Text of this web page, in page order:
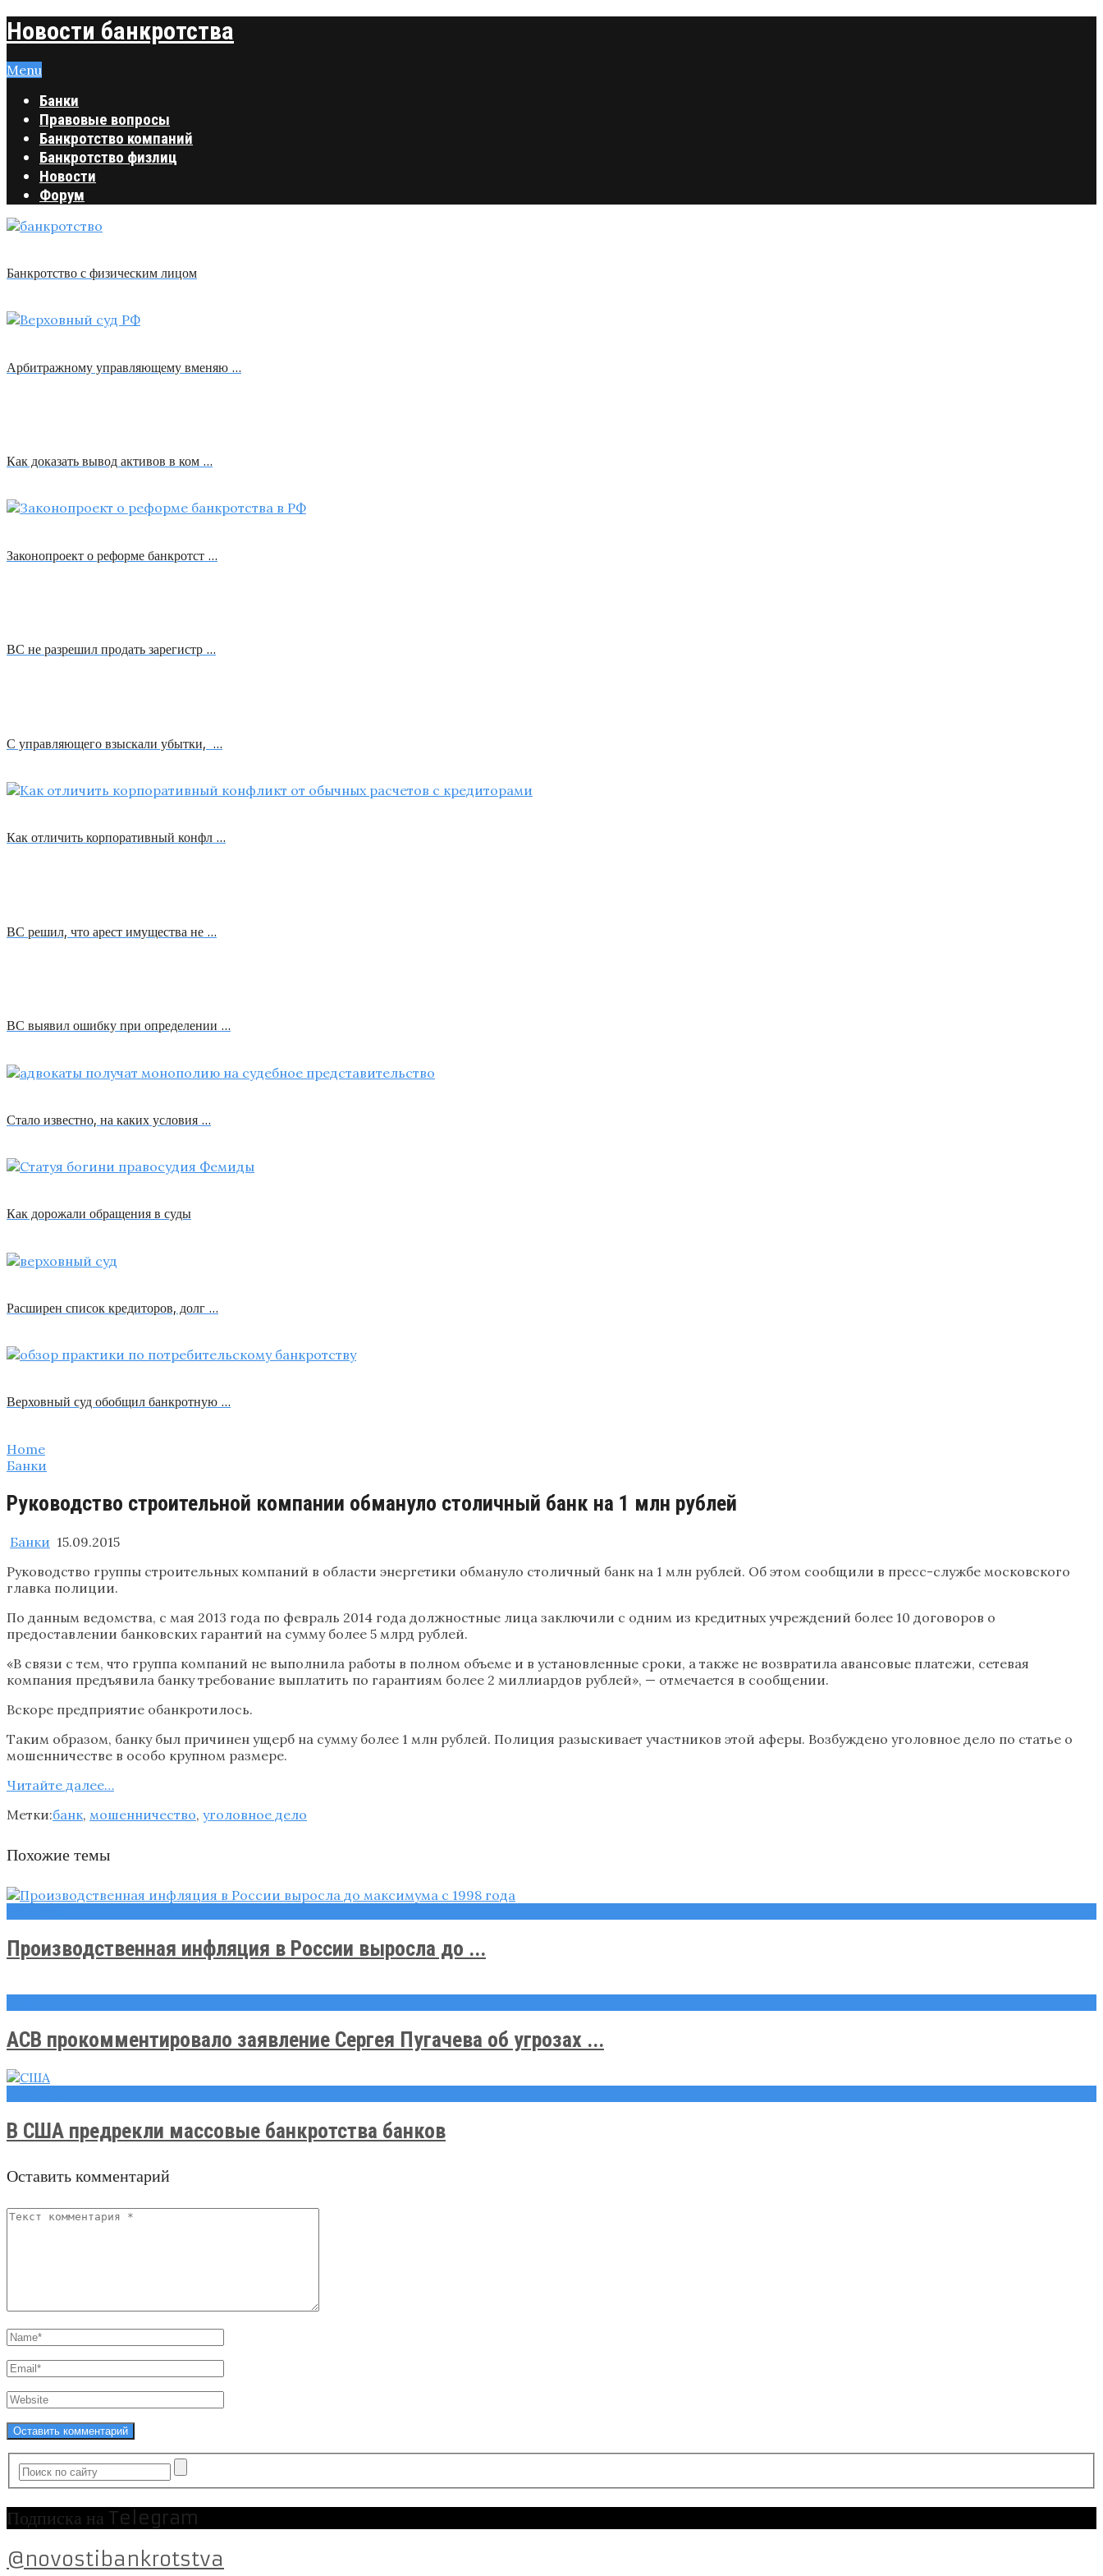
Новости банкротства
Menu
Банки
Правовые вопросы
Банкротство компаний
Банкротство физлиц
Новости
Форум
Банкротство с физическим лицом
Арбитражному управляющему вменяю …
Как доказать вывод активов в ком …
Законопроект о реформе банкротст …
ВС не разрешил продать зарегистр …
С управляющего взыскали убытки, …
Как отличить корпоративный конфл …
ВС решил, что арест имущества не …
ВС выявил ошибку при определении …
Стало известно, на каких условия …
Как дорожали обращения в суды
Расширен список кредиторов, долг …
Верховный суд обобщил банкротную …
Home
Банки
Руководство строительной компании обмануло столичный банк на 1 млн рублей
Банки 15.09.2015
Руководство группы строительных компаний в области энергетики обмануло столичный банк на 1 млн рублей. Об этом сообщили в пресс-службе московского
главка полиции.
По данным ведомства, с мая 2013 года по февраль 2014 года должностные лица заключили с одним из кредитных учреждений более 10 договоров о
предоставлении банковских гарантий на сумму более 5 млрд рублей.
«В связи с тем, что группа компаний не выполнила работы в полном объеме и в установленные сроки, а также не возвратила авансовые платежи, сетевая
компания предъявила банку требование выплатить по гарантиям более 2 миллиардов рублей», — отмечается в сообщении.
Вскоре предприятие обанкротилось.
Таким образом, банку был причинен ущерб на сумму более 1 млн рублей. Полиция разыскивает участников этой аферы. Возбуждено уголовное дело по статье о
мошенничестве в особо крупном размере.
Читайте далее…
Метки:банк, мошенничество, уголовное дело
Похожие темы
Производственная инфляция в России выросла до ...
АСВ прокомментировало заявление Сергея Пугачева об угрозах ...
В США предрекли массовые банкротства банков
Оставить комментарий
Подписка на Telegram
@novostibankrotstva